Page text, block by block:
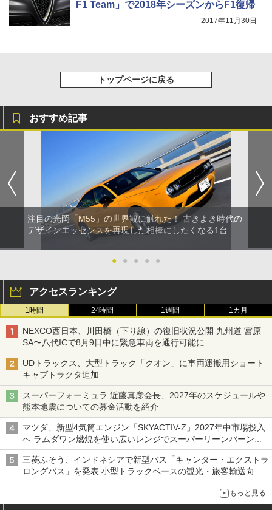
F1 Team」で2018年シーズンからF1復帰
2017年11月30日
トップページに戻る
おすすめ記事
注目の光岡「M55」の世界観に触れた！ 古きよき時代の
デザインエッセンスを再現した相棒にしたくなる1台
● ● ● ● ●
アクセスランキング
1時間 24時間 1週間 1カ月
NEXCO西日本、川田橋（下り線）の復旧状況公開 九州道 宮原
SA〜八代ICで8月9日中に緊急車両を通行可能に
UDトラックス、大型トラック「クオン」に車両運搬用ショート
キャブトラクタ追加
スーパーフォーミュラ 近藤真彦会長、2027年のスケジュールや
熊本地震についての募金活動を紹介
マツダ、新型4気筒エンジン「SKYACTIV-Z」2027年中市場投入
へ ラムダワン燃焼を使い広いレンジでスーパーリーンバーン燃
焼を実現
三菱ふそう、インドネシアで新型バス「キャンター・エクストラ
ロングバス」を発表 小型トラックベースの観光・旅客輸送向け
もっと見る